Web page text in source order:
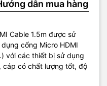
dẫn mua hàng
Cable 1.5m được sử
cổng Micro HDMI
với các thiết bị sử dụng
cáp có chất lượng tốt, độ